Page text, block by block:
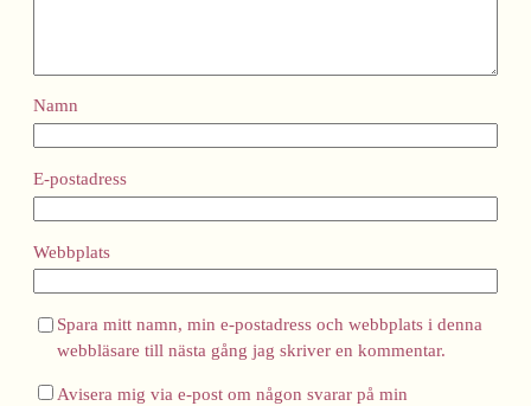
Namn
E-postadress
Webbplats
Spara mitt namn, min e-postadress och webbplats i denna
webbläsare till nästa gång jag skriver en kommentar.
Avisera mig via e-post om någon svarar på min